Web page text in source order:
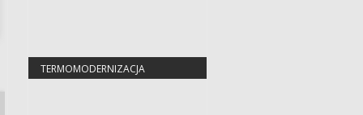
TERMOMODERNIZACJA
BUDYNKU MIESZKALNEGO